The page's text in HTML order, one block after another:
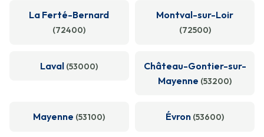
La Ferté-Bernard
(72400)
Montval-sur-Loir
(72500)
Laval (53000)
Château-Gontier-sur-
Mayenne (53200)
Mayenne (53100) Évron (53600)